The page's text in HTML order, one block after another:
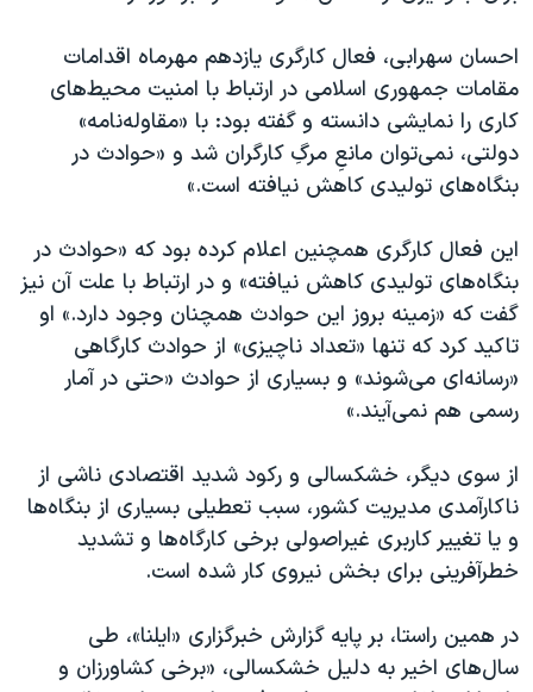
احسان سهرابی، فعال کارگری یازدهم مهرماه اقدامات
مقامات جمهوری اسلامی در ارتباط با امنیت محیط‌های
کاری را نمایشی دانسته و گفته بود: با «مقاوله‌نامه»
دولتی، نمی‌توان مانعِ مرگِ کارگران شد و «حوادث در
بنگاه‌های تولیدی کاهش نیافته است.»
این فعال کارگری همچنین اعلام کرده بود که «حوادث در
بنگاه‌های تولیدی کاهش نیافته» و در ارتباط با علت آن نیز
گفت که «زمینه بروز این حوادث همچنان وجود دارد.» او
تاکید کرد که تنها «تعداد ناچیزی» از حوادث کارگاهی
«رسانه‌ای می‌شوند» و بسیاری از حوادث «حتی در آمار
رسمی هم نمی‌آیند.»
از سوی دیگر، خشکسالی و رکود شدید اقتصادی ناشی از
ناکارآمدی مدیریت کشور، سبب تعطیلی بسیاری از بنگاه‌ها
و یا تغییر کاربری غیراصولی برخی کارگاه‌ها و تشدید
خطرآفرینی برای بخش نیروی کار شده است.
در همین راستا، بر پایه گزارش خبرگزاری «ایلنا»، طی
سال‌های اخیر به دلیل خشکسالی، «برخی کشاورزان و